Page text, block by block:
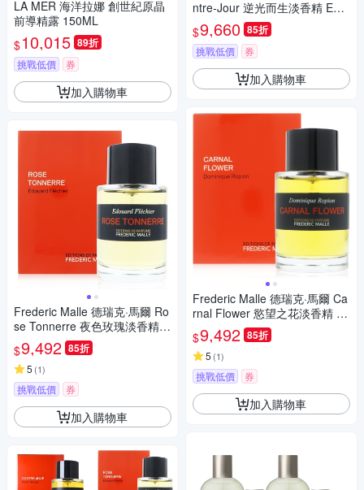
LA MER 海洋拉娜 創世紀原晶
前導精露 150ML
$10,015 89折
挑戰低價 券
加入購物車
Frederic Malle 德瑞克·馬爾 Ro
se Tonnerre 夜色玫瑰淡香精 E
DP 100ml (平行輸入)
$9,492 85折
5 (1)
挑戰低價 券
加入購物車
ntre-Jour 逆光而生淡香精 EDP
100ml 平行輸入
$9,660 85折
挑戰低價 券
加入購物車
Frederic Malle 德瑞克·馬爾 Ca
rnal Flower 慾望之花淡香精 E
DP 100ml
$9,492 85折
5 (1)
挑戰低價 券
加入購物車